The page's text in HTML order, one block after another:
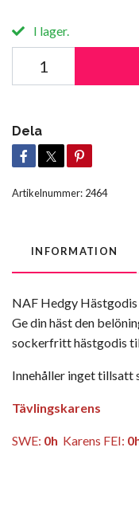
I lager.
Dela
Artikelnummer: 2464
INFORMATION
NAF Hedgy
Ge din häst den
sockerfritt hästgodis
Innehåller inget tillsatt
Tävlingskarens
SWE: 0h Karens FEI: